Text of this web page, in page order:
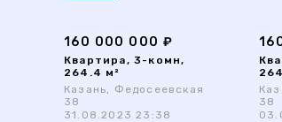
160 000 000 ₽
Квартира, 3-комн,
264.4 м²
Казань, Федосеевская
38
31.08.2023 23:38
38